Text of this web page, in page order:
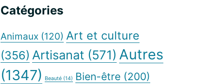
principale
Catégories
Animaux (120) Art et culture
(356) Artisanat (571) Autres
(1347)
Beauté (14) Bien-être (200)